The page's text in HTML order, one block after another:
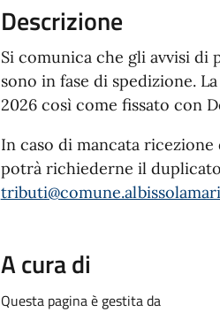
Descrizione
Si comunica che gli avvisi di
sono in fase di spedizione.
2026 così come fissato con
In caso di mancata
potrà richiederne il
A cura di
Questa pagina è gestita da